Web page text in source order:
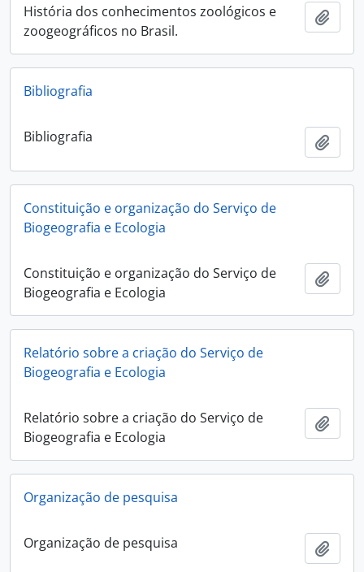
História dos conhecimentos zoológicos e
zoogeográficos no Brasil.
Bibliografia
Bibliografia
Constituição e organização do Serviço de
Biogeografia e Ecologia
Constituição e organização do Serviço de
Biogeografia e Ecologia
Relatório sobre a criação do Serviço de
Biogeografia e Ecologia
Relatório sobre a criação do Serviço de
Biogeografia e Ecologia
Organização de pesquisa
Organização de pesquisa